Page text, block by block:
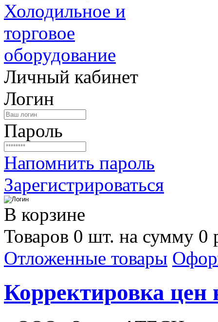
Личный кабинет
Логин
Пароль
Напомнить пароль
Зарегистрироваться
В корзине
Товаров 0 шт. на сумму 0
Отложенные товары
Корректировка цен